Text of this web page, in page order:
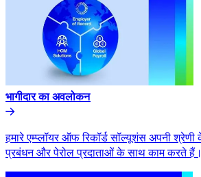
भागीदार का अवलोकन​​
हमारे एम्प्लॉयर ऑफ रिकॉर्ड सॉल्यूशंस अपनी
प्रबंधन और पेरोल प्रदाताओं के साथ काम करते हैं।​​